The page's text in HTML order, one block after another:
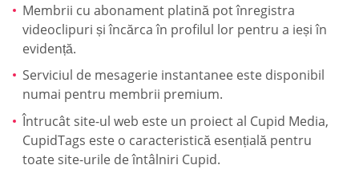
Membrii cu abonament platină pot înregistra
videoclipuri și încărca în profilul lor pentru a ieși în
evidență.
Serviciul de mesagerie instantanee este disponibil
numai pentru membrii premium.
Întrucât site-ul web este un proiect al Cupid Media,
CupidTags este o caracteristică esențială pentru
toate site-urile de întâlniri Cupid.